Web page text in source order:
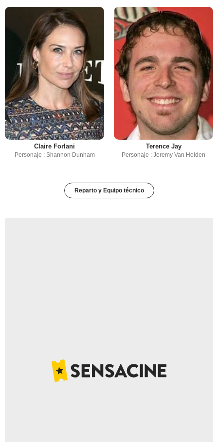
Claire Forlani
Personaje : Shannon Dunham
Terence Jay
Personaje : Jeremy Van Holden
Reparto y Equipo técnico